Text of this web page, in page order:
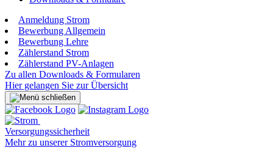
Anmeldung Strom
Bewerbung Allgemein
Bewerbung Lehre
Zählerstand Strom
Zählerstand PV-Anlagen
Zu allen Downloads & Formularen
Hier gelangen Sie zur Übersicht
Versorgungssicherheit
Mehr zu unserer Stromversorgung